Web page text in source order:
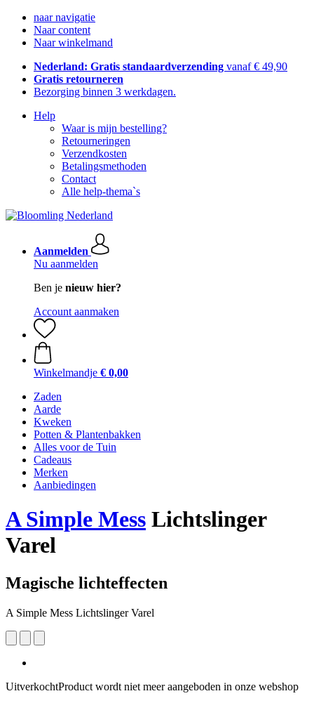
naar navigatie
Naar content
Naar winkelmand
Nederland: Gratis standaardverzending vanaf € 49,90
Gratis retourneren
Bezorging binnen 3 werkdagen.
Help
Waar is mijn bestelling?
Retourneringen
Verzendkosten
Betalingsmethoden
Contact
Alle help-thema`s
Aanmelden
Nu aanmelden
Ben je nieuw hier?
Account aanmaken
Winkelmandje € 0,00
Zaden
Aarde
Kweken
Potten & Plantenbakken
Alles voor de Tuin
Cadeaus
Merken
Aanbiedingen
A Simple Mess Lichtslinger
Varel
Magische lichteffecten
A Simple Mess Lichtslinger Varel
UitverkochtProduct wordt niet meer aangeboden in onze webshop